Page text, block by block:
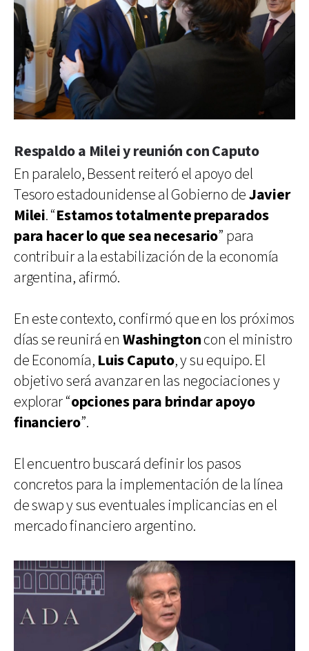
Respaldo a Milei y reunión con Caputo
En paralelo, Bessent reiteró el apoyo del
Tesoro estadounidense al Gobierno deJavier
Milei. “Estamos totalmente preparados
para hacer lo que sea necesario” para
contribuir a la estabilización de la economía
argentina, afirmó.
En este contexto, confirmó que en los próximos
días se reunirá en Washingtoncon el ministro
de Economía, Luis Caputo, y su equipo. El
objetivo será avanzar en las negociaciones y
explorar “opciones para brindar apoyo
financiero”.
El encuentro buscará definir los pasos
concretos para la implementación de la línea
de swap y sus eventuales implicancias en el
mercado financiero argentino.